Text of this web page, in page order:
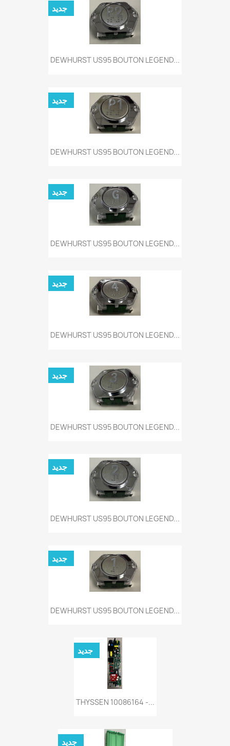
DEWHURST US95 BOUTON LEGEND...
جديد
DEWHURST US95 BOUTON LEGEND...
جديد
DEWHURST US95 BOUTON LEGEND...
جديد
DEWHURST US95 BOUTON LEGEND...
جديد
DEWHURST US95 BOUTON LEGEND...
جديد
DEWHURST US95 BOUTON LEGEND...
جديد
DEWHURST US95 BOUTON LEGEND...
جديد
THYSSEN 10086164 -...
جديد
جديد